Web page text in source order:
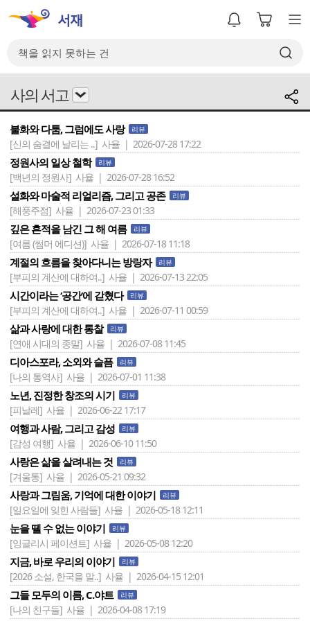
사의 서고
불화와 다툼, 그럼에도 사랑 리뷰
[신의 숨결에 날리는 ..] 사율 | 2026-07-28 17:22
정원사의 일상 철학 리뷰
[백년의 정원사] 사율 | 2026-07-28 16:52
설화와 마술적 리얼리즘, 그리고 공존 리뷰
[해풍주점] 사율 | 2026-07-23 01:33
깊은 흔적을 남긴 그 해 여름 리뷰
[여름 (썸머 에디션)] 사율 | 2026-07-18 11:18
계절의 흐름을 찾아다니는 방랑자 리뷰
[부피의 계산에 대하여..] 사율 | 2026-07-13 22:05
시간이라는 ‘공간‘에 갇혔다 리뷰
[부피의 계산에 대하여..] 사율 | 2026-07-11 00:59
삶과 사랑에 대한 통찰 리뷰
[연애 시대의 종말] 사율 | 2026-07-08 11:45
디아스포라, 소외와 슬픔 리뷰
[나의 통역사] 사율 | 2026-07-01 11:38
노년, 진정한 창조의 시기 리뷰
[피날레] 사율 | 2026-06-22 17:17
여행과 사람, 그리고 감성 리뷰
[감성 여행] 사율 | 2026-06-10 11:50
사랑은 삶을 살려내는 것 리뷰
[겨울통] 사율 | 2026-05-21 09:32
사랑과 그림움, 기억에 대한 이야기 리뷰
[일요일에 잊힌 사람들] 사율 | 2026-05-18 12:11
눈을 뗄 수 없는 이야기 리뷰
[잉글리시 페이션트] 사율 | 2026-05-08 12:20
지금, 바로 우리의 이야기 리뷰
[2026 소설, 한국을 말..] 사율 | 2026-04-15 12:01
그들 모두의 이름, C.야트 리뷰
[나의 친구들] 사율 | 2026-04-08 17:19